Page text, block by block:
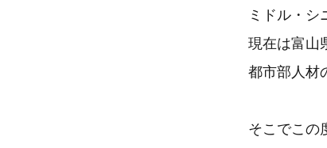
ミドル・シ
現在は富山
都市部人材
そこでこの